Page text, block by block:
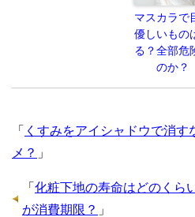
マスカラで
優しいもの
る？全部危
のか？
「 くすみをアイシャドウで消す
メ？ 」
「 化粧下地の寿命はどのくら
が消費期限？ 」